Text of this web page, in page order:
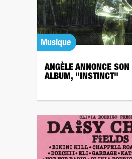
Musique
ANGÈLE ANNONCE SON
ALBUM, "INSTINCT"